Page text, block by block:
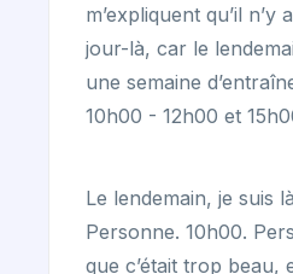
m’expliquent qu’il n’y
jour-là, car le
une semaine
10h00 - 12h00 et
Le lendemain, je suis
Personne. 10h00.
que c’était trop beau,